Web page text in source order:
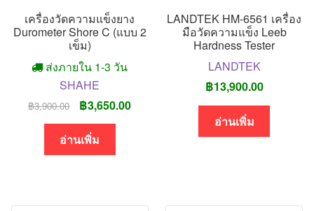
เครื่องวัดความแข็งยาง
Durometer Shore C (แบบ 2
เข็ม)
ส่งภายใน 1-3 วัน
SHAHE
฿3,900.00
Original
price
was:
฿3,900.00.
฿3,650.00Current
อ่านเพิ่ม
LANDTEK HM-6561 เครื่อง
มือวัดความแข็ง Leeb
Hardness Tester
LANDTEK
฿13,900.00
อ่านเพิ่ม